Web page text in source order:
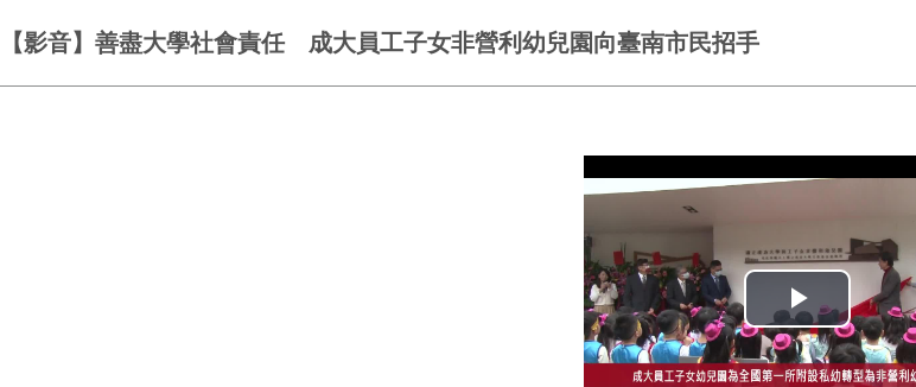
【影音】善盡大學社會責任 成大員工子女非營利幼兒園向臺南市民招手